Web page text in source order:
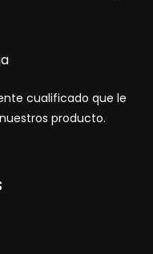
cualificado que le
producto.